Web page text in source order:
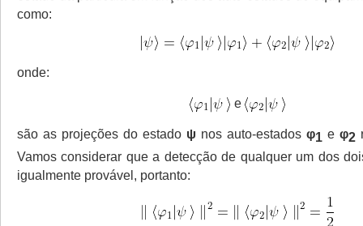
como:
onde:
e
são as projeções do estado ψ nos auto-estados φ1 e φ2
Vamos considerar que a detecção de qualquer um dos
igualmente provável, portanto: